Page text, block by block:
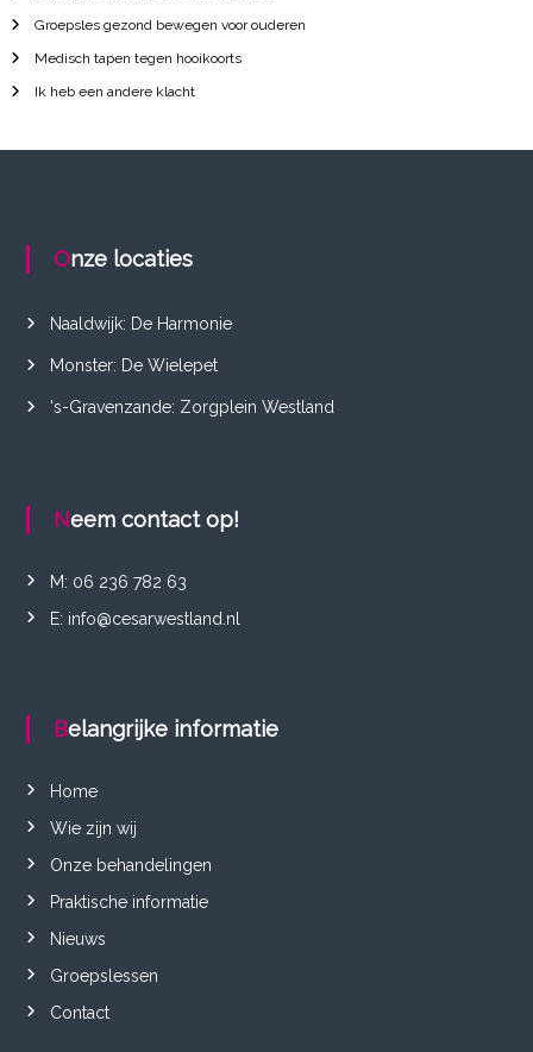
Groepsles gezond bewegen voor ouderen
Medisch tapen tegen hooikoorts
Ik heb een andere klacht
Onze locaties
Naaldwijk: De Harmonie
Monster: De Wielepet
's-Gravenzande: Zorgplein Westland
Neem contact op!
M: 06 236 782 63
E: info@cesarwestland.nl
Belangrijke informatie
Home
Wie zijn wij
Onze behandelingen
Praktische informatie
Nieuws
Groepslessen
Contact